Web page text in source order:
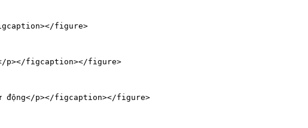
figure>
p></figcaption></figure>
động</p></figcaption></figure>